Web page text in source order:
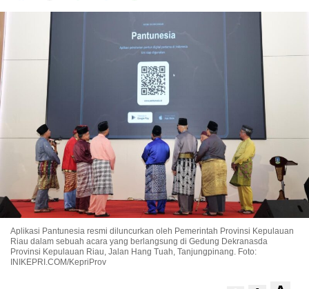
Aplikasi Pantunesia resmi diluncurkan oleh Pemerintah Provinsi Kepulauan
Riau dalam sebuah acara yang berlangsung di Gedung Dekranasda
Provinsi Kepulauan Riau, Jalan Hang Tuah, Tanjungpinang. Foto:
INIKEPRI.COM/KepriProv